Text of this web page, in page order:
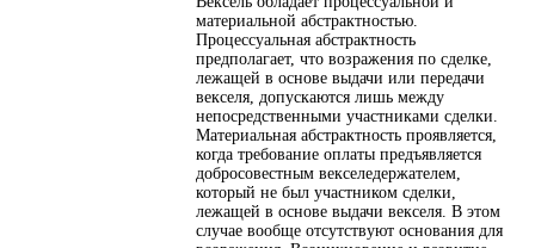
материальной абстрактностью.
Процессуальная абстрактность
предполагает, что возражения по сделке,
лежащей в основе выдачи или передачи
векселя, допускаются лишь между
непосредственными участниками сделки.
Материальная абстрактность проявляется,
когда требование оплаты предъявляется
добросовестным векселедержателем,
который не был участником сделки,
лежащей в основе выдачи векселя. В этом
случае вообще отсутствуют основания для